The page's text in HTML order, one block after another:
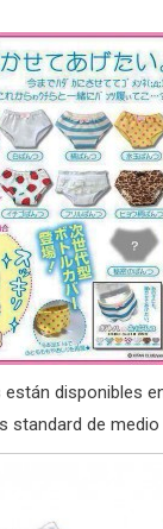
disponibles
standard de medio